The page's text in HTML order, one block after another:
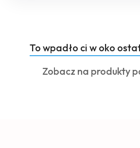
Pomiń karuzelę produktów
Produkty
o
statusie:
To wpadło ci w oko
Produkty
Zobacz na produkty